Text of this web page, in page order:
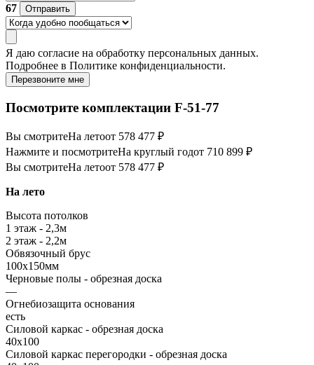
67
Отправить
Я даю согласие на обработку персональных данных.
Подробнее в Политике конфиденциальности.
Перезвоните мне
Посмотрите комплектации F-51-77
Вы смотритеНа летоот 578 477 ₽
Нажмите и посмотритеНа круглый годот 710 899 ₽
Вы смотритеНа летоот 578 477 ₽
На лето
Высота потолков
1 этаж - 2,3м
2 этаж - 2,2м
Обвязочный брус
100х150мм
Черновые полы - обрезная доска
—
Огнебиозащита основания
есть
Силовой каркас - обрезная доска
40х100
Силовой каркас перегородки - обрезная доска